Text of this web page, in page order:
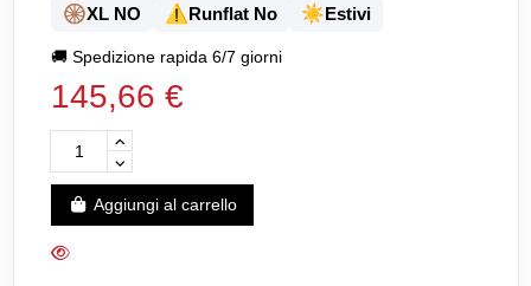
🛞XL NO ⚠️Runflat No ☀️Estivi
🚚Spedizione rapida 6/7 giorni
145,66 €
Aggiungi al carrello